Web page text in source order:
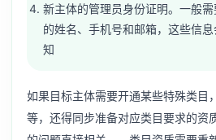
新主体的管理员身份证明。一般
的姓名、手机号和邮箱，这些信
知
如果目标主体需要开通某些特殊类目
等，还得同步准备对应类目要求的资